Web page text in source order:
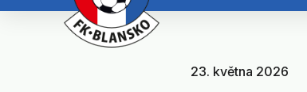
23. května 2026